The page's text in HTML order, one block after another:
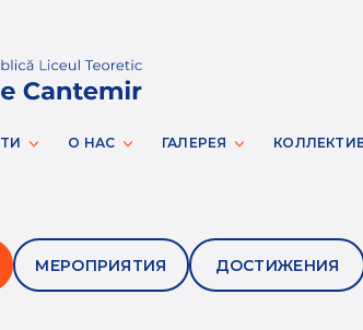
О НАС ГАЛЕРЕЯ
МЕРОПРИЯТИЯ ДОСТИЖЕНИЯ